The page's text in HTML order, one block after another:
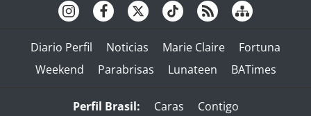
Diario Perfil Noticias Marie Claire
Fortuna
Weekend
Parabrisas Lunateen BATimes
Perfil Brasil: Caras Contigo